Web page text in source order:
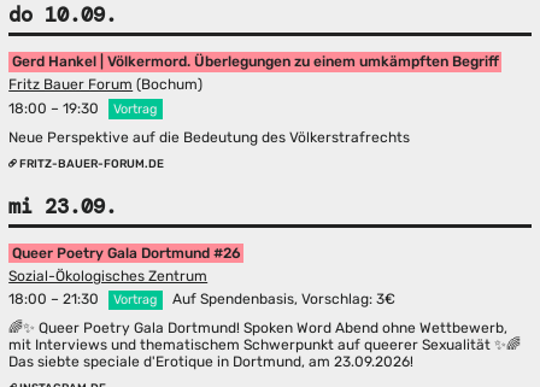
do 10.09.
Gerd Hankel | Völkermord. Überlegungen zu einem umkämpften Begriff
Fritz Bauer Forum (Bochum)
18:00 – 19:30
Vortrag
Neue Perspektive auf die Bedeutung des Völkerstrafrechts
FRITZ-BAUER-FORUM.DE
mi 23.09.
Queer Poetry Gala Dortmund #26
Sozial-Ökologisches Zentrum
18:00 – 21:30
Vortrag
Auf Spendenbasis, Vorschlag: 3€
🌈✨ Queer Poetry Gala Dortmund! Spoken Word Abend ohne Wettbewerb,
mit Interviews und thematischem Schwerpunkt auf queerer Sexualität ✨🌈
Das siebte speciale d'Erotique in Dortmund, am 23.09.2026!